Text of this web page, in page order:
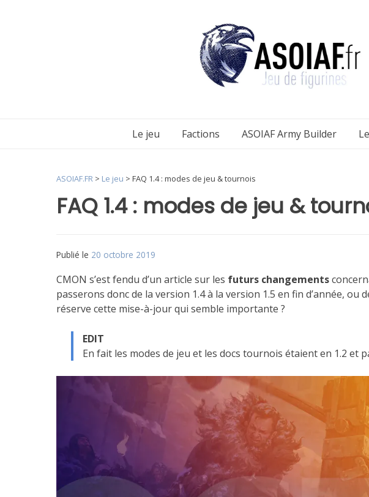
Le jeu Factions ASOIAF Army Builder
FAQ 1.4 : modes de jeu &
ASOIAF.FR > Le jeu > FAQ 1.4 : modes de jeu & tournois
Publié le 20 octobre 2019
CMON s’est fendu d’un article sur les futurs changements
passerons donc de la version 1.4 à la version 1.5 en fin d’année, ou
réserve cette mise-à-jour qui semble importante ?
EDIT
En fait les modes de jeu et les docs tournois étaient en 1.2 et